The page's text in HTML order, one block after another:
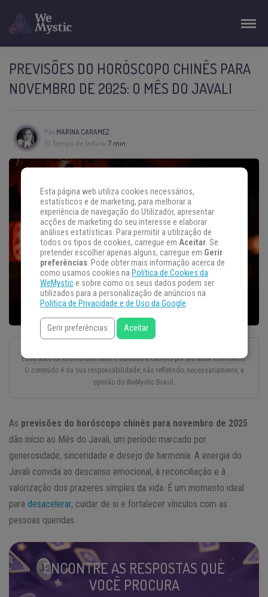
PREVISÕES DO HORÓSCOPO CHINÊS PARA
NOVEMBRO DE 2025: O MÊS DO JAVALI
Por MARINA CARAMEZ
Tempo de leitura: 7 min
Esse texto foi escrito com todo o cuidado e carinho por um autor convidado.
O conteúdo é da sua responsabilidade, não refletindo, necessariamente, a
opinião do WeMystic Brasil.
As previsões do horóscopo chinês para novembro de 2025
dão início ao Mês do Javali, um período marcado por
generosidade, sinceridade e desejo de harmonia. A energia do
Javali convida ao descanso emocional, à reconciliação e à
valorização dos prazeres simples da vida. É um momento ideal
para desacelerar, cuidar de si e fortalecer vínculos com as
pessoas queridas.
ENCONTRE AS RESPOSTAS QUE
VOCÊ PROCURA
Esta página web utiliza cookies necessários,
estatísticos e de marketing, para melhorar a
experiência de navegação do Utilizador, apresentar
acções de marketing do seu interesse e elaborar
análises estatísticas. Para permitir a utilização de
todos os tipos de cookies, carregue em Aceitar. Se
pretender escolher apenas alguns, carregue em Gerir
preferências. Pode obter mais informação acerca de
como usamos cookies na Política de Cookies da
WeMystice sobre como os seus dados podem ser
utilizados para a personalização de anúncios na
Política de Privacidade e de Uso da Google.
Gerir preferências Aceitar